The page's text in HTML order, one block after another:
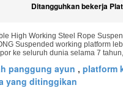
Ditangguhkan bekerja
High Working Steel Rope
Suspended working platform
ke seluruh dunia selama 7
panggung ayun , platform
yang ditinggikan